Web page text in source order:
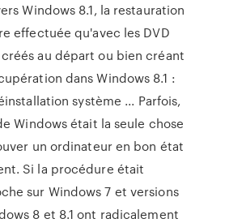
Windows 8.1, la restauration
effectuée qu'avec les DVD
au départ ou bien créant
dans Windows 8.1 :
système ... Parfois,
Windows était la seule chose
un ordinateur en bon état
Si la procédure était
sur Windows 7 et versions
8 et 8.1 ont radicalement